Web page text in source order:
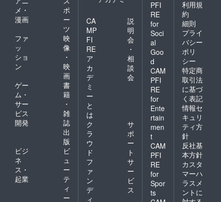
メ・
漫画
ポ
ー
ツ
ファ
ッ
ショ
ン
映
像
・
映
画
ゲー
ム・
サー
ビス
開発
書
籍
・
雑
誌
出
版
ビジ
ネ
ス・
起業
ビ
ュ
ー
テ
ィ
ー
CA
MP
FI
RE
ア
カ
デ
ミ
ー
と
は
説
明
会
・
相
談
会
ク
ラ
ウ
ド
フ
ァ
ン
デ
ィ
サ
ポ
ー
ト
サ
ー
ビ
ス
PFI
RE
for
Soci
al
Goo
d
CAM
PFI
RE
for
Ente
rtain
men
t
CAM
PFI
RE
for
Spor
ts
利用規
約
細則
プライ
バシー
ポリ
シー
特定商
取引法
に基づ
く表記
情報セ
キュリ
ティ方
針
反社基
本方針
カスタ
マーハ
ラスメ
ントに